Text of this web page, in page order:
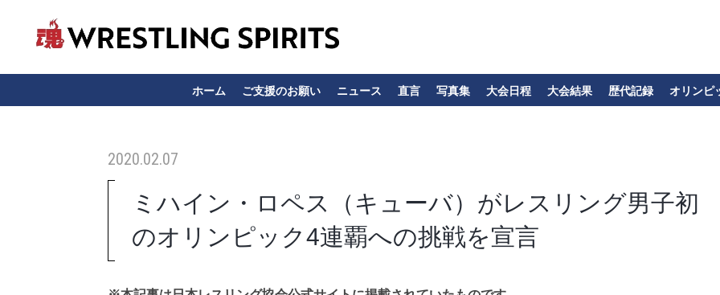
ホーム ご支援のお願い ニュース 直言 写真集 大会日程 大会結果 歴代記録 オリンピ
2020.02.07
ミハイン・ロペス（キューバ）がレスリング男子初
のオリンピック4連覇への挑戦を宣言